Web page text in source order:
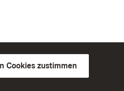
Cookies zustimmen